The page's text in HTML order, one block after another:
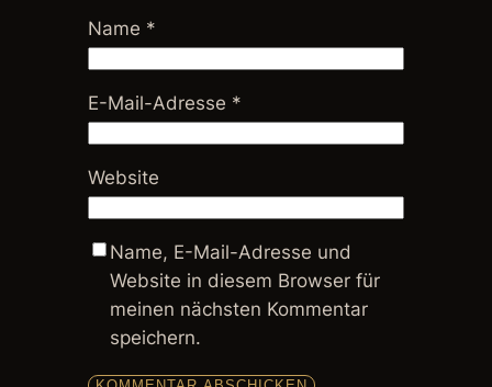
Name *
E-Mail-Adresse *
Website
Name, E-Mail-Adresse und
Website in diesem Browser für
meinen nächsten Kommentar
speichern.